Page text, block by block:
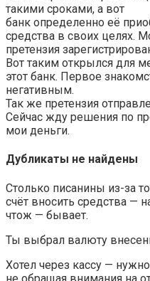
такими сроками, а вот
банк определенно её
средства в своих целях.
претензия
Вот таким открылся для
этот банк. Первое
негативным.
Так же претензия
Сейчас жду решения по
мои деньги.
Дубликаты не найдены
Столько писанины из-за
счёт вносить средства —
чтож — бывает.
Ты выбрал валюту
Хотел через кассу —
не обращая внимания на